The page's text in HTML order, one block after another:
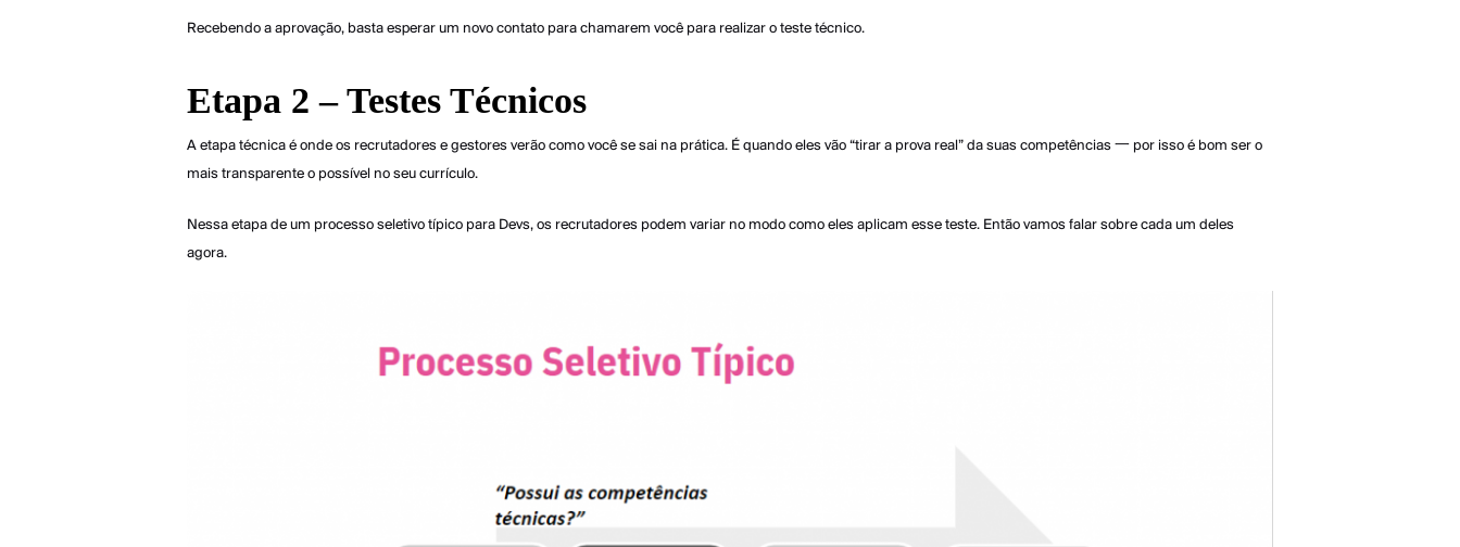
Recebendo a aprovação, basta esperar um novo contato para chamarem você para realizar o teste técnico.
Etapa 2 – Testes Técnicos
A etapa técnica é onde os recrutadores e gestores verão como você se sai na prática. É quando eles vão “tirar a prova real” da suas competências 一 por isso é bom ser o
mais transparente o possível no seu currículo.
Nessa etapa de um processo seletivo típico para Devs, os recrutadores podem variar no modo como eles aplicam esse teste. Então vamos falar sobre cada um deles
agora.